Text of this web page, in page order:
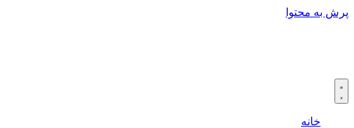
پرش به محتوا
خانه